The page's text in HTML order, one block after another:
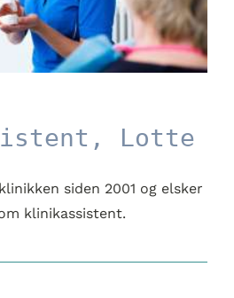
vores
Lotte
Lotte
siden 2001 og elsker
klinikassistent.